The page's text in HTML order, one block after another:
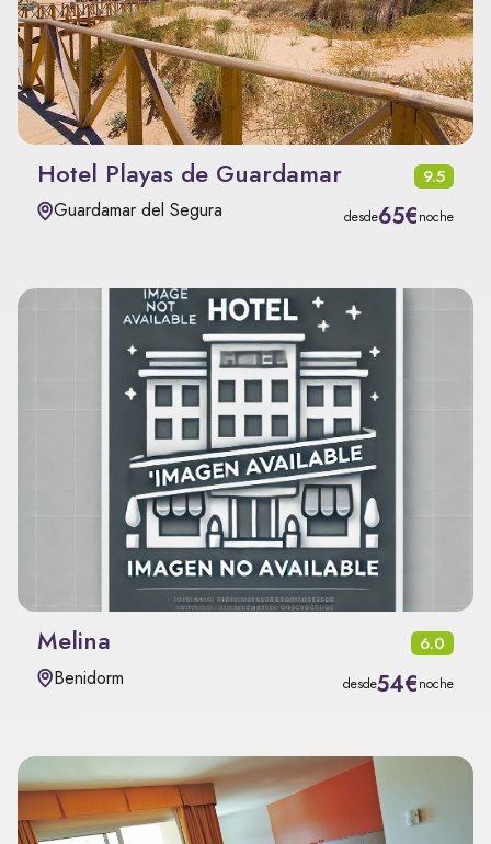
Hotel Playas de Guardamar 9.5
Guardamar del Segura desde65€noche
Melina 6.0
Benidorm desde54€noche